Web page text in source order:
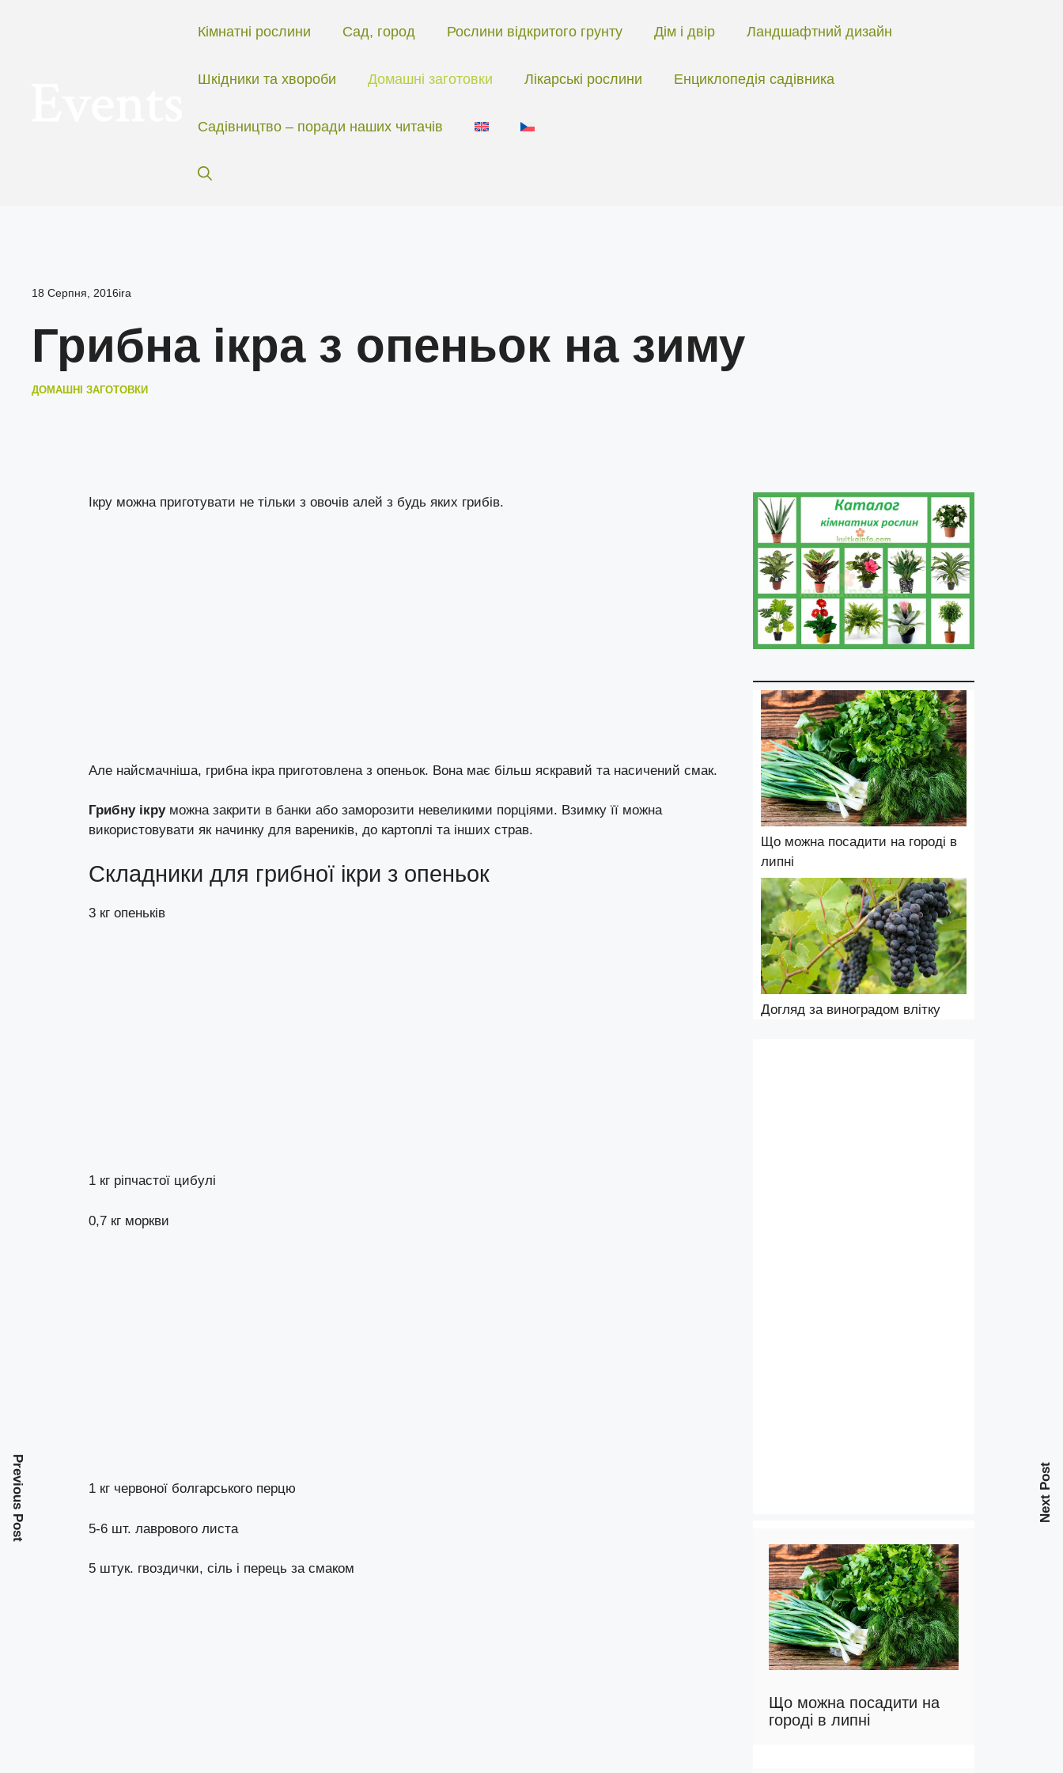
Кімнатні рослини Сад, город Рослини відкритого грунту Дім і двір Ландшафтний дизайн
Шкідники та хвороби Домашні заготовки Лікарські рослини Енциклопедія садівника
Садівництво – поради наших читачів
18 Серпня, 2016ira
Грибна ікра з опеньок на зиму
ДОМАШНІ ЗАГОТОВКИ
Ікру можна приготувати не тільки з овочів алей з будь яких грибів.
Але найсмачніша, грибна ікра приготовлена з опеньок. Вона має більш яскравий та насичений смак.
Грибну ікруможна закрити в банки або заморозити невеликими порціями. Взимку її можна
використовувати як начинку для вареників, до картоплі та інших страв.
Складники для грибної ікри з опеньок
3 кг опеньків
1 кг ріпчастої цибулі
0,7 кг моркви
1 кг червоної болгарського перцю
5-6 шт. лаврового листа
5 штук. гвоздички, сіль і перець за смаком
Previous Post Next Post
Що можна посадити на городі в
липні
Догляд за виноградом влітку
Що можна посадити на
городі в липні